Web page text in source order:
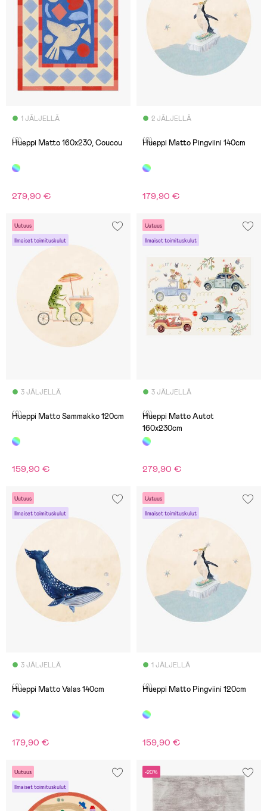
1 JÄLJELLÄ
(0)
Hueppi Matto 160x230, Coucou
279,90 €
2 JÄLJELLÄ
(0)
Hueppi Matto Pingviini 140cm
179,90 €
Uutuus
Ilmaiset toimituskulut
3 JÄLJELLÄ
(0)
Hueppi Matto Sammakko 120cm
159,90 €
Uutuus
Ilmaiset toimituskulut
3 JÄLJELLÄ
(0)
Hueppi Matto Autot
160x230cm
279,90 €
Uutuus
Ilmaiset toimituskulut
3 JÄLJELLÄ
(0)
Hueppi Matto Valas 140cm
179,90 €
Uutuus
Ilmaiset toimituskulut
1 JÄLJELLÄ
(0)
Hueppi Matto Pingviini 120cm
159,90 €
Uutuus
Ilmaiset toimituskulut
-20%